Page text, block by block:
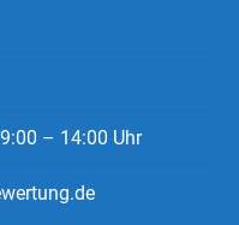
– 14:00 Uhr